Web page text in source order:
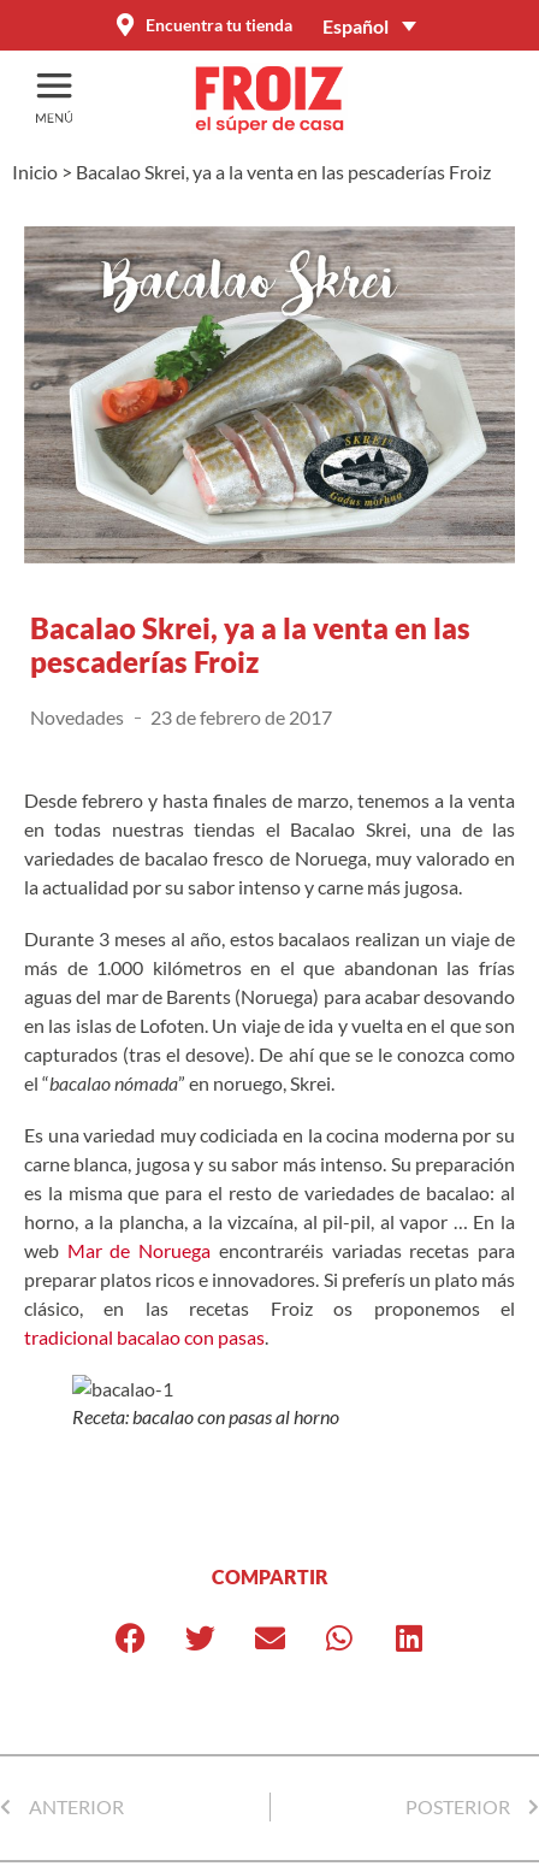
Encuentra tu tienda Español
Inicio > Bacalao Skrei, ya a la venta en las pescaderías Froiz
Bacalao Skrei, ya a la venta en las
pescaderías Froiz
Novedades 23 de febrero de 2017
Desde febrero y hasta finales de marzo, tenemos a la venta
en todas nuestras tiendas el Bacalao Skrei, una de las
variedades de bacalao fresco de Noruega, muy valorado en
la actualidad por su sabor intenso y carne más jugosa.
Durante 3 meses al año, estos bacalaos realizan un viaje de
más de 1.000 kilómetros en el que abandonan las frías
aguas del mar de Barents (Noruega) para acabar desovando
en las islas de Lofoten. Un viaje de ida y vuelta en el que son
capturados (tras el desove). De ahí que se le conozca como
el “bacalao nómada” en noruego, Skrei.
Es una variedad muy codiciada en la cocina moderna por su
carne blanca, jugosa y su sabor más intenso. Su preparación
es la misma que para el resto de variedades de bacalao: al
horno, a la plancha, a la vizcaína, al pil-pil, al vapor … En la
web Mar de Noruega encontraréis variadas recetas para
preparar platos ricos e innovadores. Si preferís un plato más
clásico, en las recetas Froiz os proponemos el
tradicional bacalao con pasas.
Receta: bacalao con pasas al horno
COMPARTIR
ANTERIOR POSTERIOR